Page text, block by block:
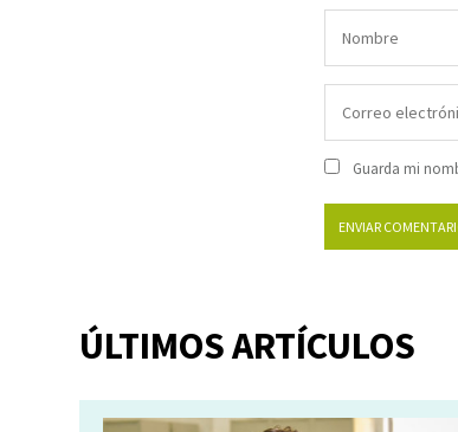
Guarda mi
ÚLTIMOS ARTÍCULOS